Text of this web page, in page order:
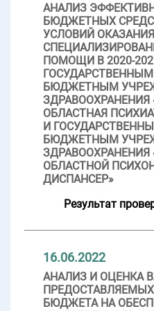
АНАЛИЗ
БЮДЖЕТНЫХ
УСЛОВИЙ ОКАЗАНИЯ
ПОМОЩИ В 2020-
БЮДЖЕТНЫМ
ОБЛАСТНАЯ
И
БЮДЖЕТНЫМ
ОБЛАСТНОЙ
ДИСПАНСЕР»
Результат
16.06.2022
АНАЛИЗ И ОЦЕНКА
БЮДЖЕТА НА